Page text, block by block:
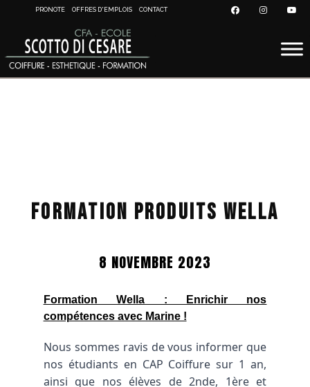
PRONOTE OFFRES D'EMPLOIS CONTACT
FORMATION PRODUITS WELLA
8 NOVEMBRE 2023
Formation Wella : Enrichir nos
compétences avec Marine !
Nous sommes ravis de vous informer que
nos étudiants en CAP Coiffure sur 1 an,
ainsi que nos élèves de 2nde, 1ère et